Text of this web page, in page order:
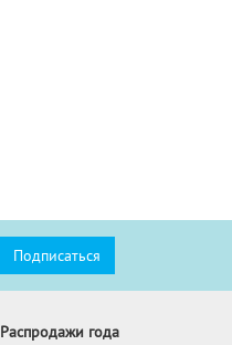
Распродажи года